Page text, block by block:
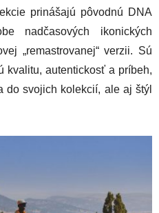
prinášajú pôvodnú DNA
nadčasových ikonických
„remastrovanej“ verzii. Sú
kvalitu, autentickosť a príbeh,
do svojich kolekcií, ale aj štýl